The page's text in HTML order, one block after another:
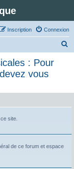
Connexion
Inscription
e
: Pour
vous
site.
de ce forum et espace